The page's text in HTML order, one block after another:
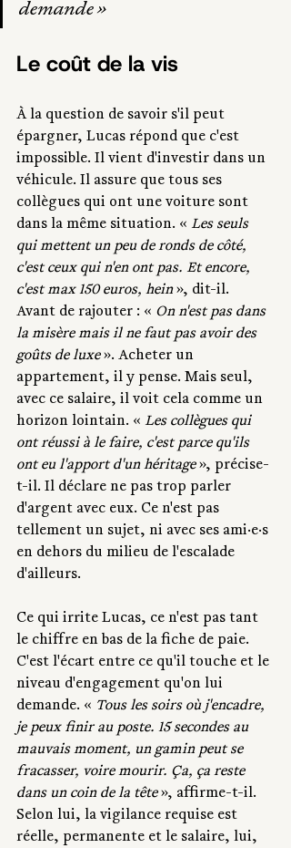
demande »
Le coût de la vis
À la question de savoir s'il peut
épargner, Lucas répond que c'est
impossible. Il vient d'investir dans un
véhicule. Il assure que tous ses
collègues qui ont une voiture sont
dans la même situation. « Les seuls
qui mettent un peu de ronds de côté,
c'est ceux qui n'en ont pas. Et encore,
c'est max 150 euros, hein », dit-il.
Avant de rajouter : « On n'est pas dans
la misère mais il ne faut pas avoir des
goûts de luxe ». Acheter un
appartement, il y pense. Mais seul,
avec ce salaire, il voit cela comme un
horizon lointain. « Les collègues qui
ont réussi à le faire, c'est parce qu'ils
ont eu l'apport d'un héritage », précise-
t-il. Il déclare ne pas trop parler
d'argent avec eux. Ce n'est pas
tellement un sujet, ni avec ses ami·e·s
en dehors du milieu de l'escalade
d'ailleurs.
Ce qui irrite Lucas, ce n'est pas tant
le chiffre en bas de la fiche de paie.
C'est l'écart entre ce qu'il touche et le
niveau d'engagement qu'on lui
demande. « Tous les soirs où j'encadre,
je peux finir au poste. 15 secondes au
mauvais moment, un gamin peut se
fracasser, voire mourir. Ça, ça reste
dans un coin de la tête », affirme-t-il.
Selon lui, la vigilance requise est
réelle, permanente et le salaire, lui,